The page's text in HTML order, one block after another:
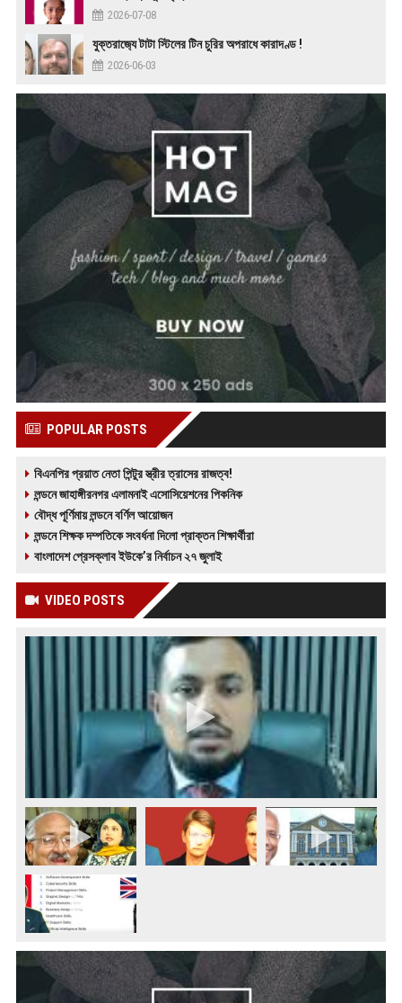
2026-07-08
যুক্তরাজ‍্যে টাটা স্টিলের টিন চুরির অপরাধে কারাদণ্ড !
2026-06-03
POPULAR POSTS
বিএনপির প্রয়াত নেতা পিন্টুর স্ত্রীর ত্রাসের রাজত্ব!
লন্ডনে জাহাঙ্গীরনগর এলামনাই এসোসিয়েশনের পিকনিক
বৌদ্ধ পূর্ণিমায় লন্ডনে বর্ণিল আয়োজন
লন্ডনে শিক্ষক দম্পতিকে সংবর্ধনা দিলো প্রাক্তন শিক্ষার্থীরা
বাংলাদেশ প্রেসক্লাব ইউকে’র নির্বাচন ২৭ জুলাই
VIDEO POSTS